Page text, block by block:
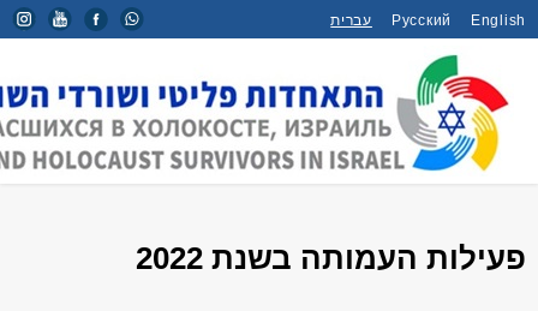
English
Русский עברית
דף הבית / חדשות / פעילות העמותה בשנת 2022
פעילות העמותה בשנת 2022